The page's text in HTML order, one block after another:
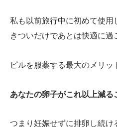
私も以前旅行中に初めて使用
きついだけであとは快適に
ピルを服薬する最大のメリッ
あなたの卵子がこれ以上減る
つまり妊娠せずに排卵し続